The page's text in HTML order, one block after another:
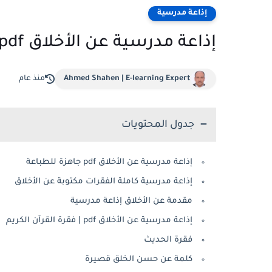
إذاعة مدرسية
إذاعة مدرسية عن الأخلاق pdf
Ahmed Shahen | E-learning Expert منذ عام
جدول المحتويات
إذاعة مدرسية عن الأخلاق pdf جاهزة للطباعة
إذاعة مدرسية كاملة الفقرات مكتوبة عن الأخلاق
مقدمة عن الأخلاق إذاعة مدرسية
إذاعة مدرسية عن الأخلاق pdf | فقرة القرآن الكريم
فقرة الحديث
كلمة عن حسن الخلق قصيرة